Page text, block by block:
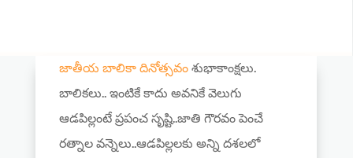
జాతీయ బాలికా దినోత్సవంశుభాకాంక్షలు.
బాలికలు.. ఇంటికే కాదు అవనికే వెలుగు
ఆడపిల్లంటే ప్రపంచ సృష్టి..జాతి గౌరవం పెంచే
రత్నాల వన్నెలు..ఆడపిల్లలకు అన్ని దశలలో